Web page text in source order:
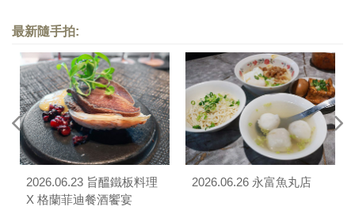
最新隨手拍:
2026.06.23 旨醞鐵板料理
X 格蘭菲迪餐酒饗宴
2026.06.26 永富魚丸店